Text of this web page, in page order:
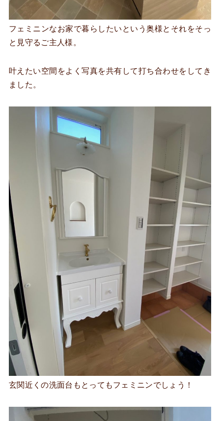
フェミニンなお家で暮らしたいという奥様とそれをそっ
と見守るご主人様。
叶えたい空間をよく写真を共有して打ち合わせをしてき
ました。
玄関近くの洗面台もとってもフェミニンでしょう！